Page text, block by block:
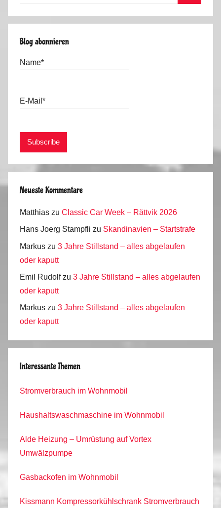
Blog abonnieren
Name*
E-Mail*
Neueste Kommentare
Matthias zu Classic Car Week – Rättvik 2026
Hans Joerg Stampfli zu Skandinavien – Startstrafe
Markus zu 3 Jahre Stillstand – alles abgelaufen
oder kaputt
Emil Rudolfzu 3 Jahre Stillstand – alles abgelaufen
oder kaputt
Markus zu 3 Jahre Stillstand – alles abgelaufen
oder kaputt
Interessante Themen
Stromverbrauch im Wohnmobil
Haushaltswaschmaschine im Wohnmobil
Alde Heizung – Umrüstung auf Vortex
Umwälzpumpe
Gasbackofen im Wohnmobil
Kissmann Kompressorkühlschrank Stromverbrauch